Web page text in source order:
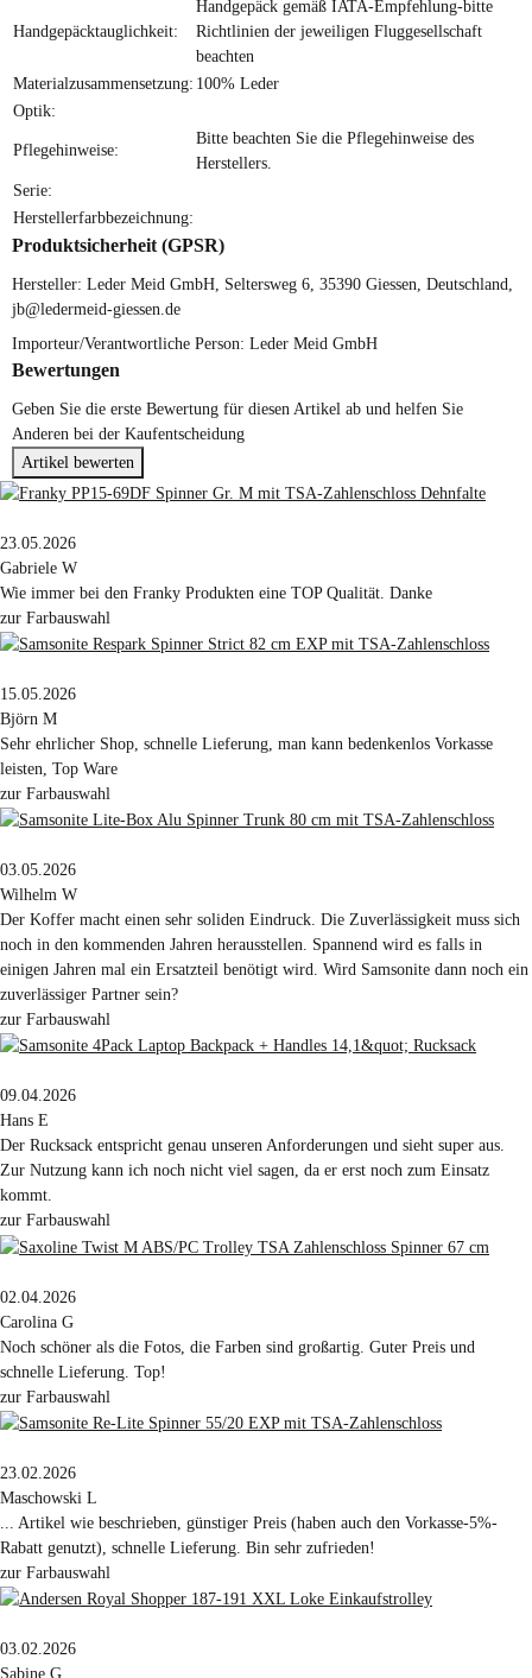
Handgepäcktauglichkeit:
Handgepäck gemäß IATA-Empfehlung-bitte
Richtlinien der jeweiligen Fluggesellschaft
beachten
Materialzusammensetzung: 100% Leder
Optik:
Pflegehinweise:
Bitte beachten Sie die Pflegehinweise des
Herstellers.
Serie:
Herstellerfarbbezeichnung:
Produktsicherheit (GPSR)
Hersteller: Leder Meid GmbH, Seltersweg 6, 35390 Giessen, Deutschland,
jb@ledermeid-giessen.de
Importeur/Verantwortliche Person: Leder Meid GmbH
Bewertungen
Geben Sie die erste Bewertung für diesen Artikel ab und helfen Sie
Anderen bei der Kaufentscheidung
Artikel bewerten
23.05.2026
Gabriele W
Wie immer bei den Franky Produkten eine TOP Qualität. Danke
zur Farbauswahl
15.05.2026
Björn M
Sehr ehrlicher Shop, schnelle Lieferung, man kann bedenkenlos Vorkasse
leisten, Top Ware
zur Farbauswahl
03.05.2026
Wilhelm W
Der Koffer macht einen sehr soliden Eindruck. Die Zuverlässigkeit muss sich
noch in den kommenden Jahren herausstellen. Spannend wird es falls in
einigen Jahren mal ein Ersatzteil benötigt wird. Wird Samsonite dann noch ein
zuverlässiger Partner sein?
zur Farbauswahl
09.04.2026
Hans E
Der Rucksack entspricht genau unseren Anforderungen und sieht super aus.
Zur Nutzung kann ich noch nicht viel sagen, da er erst noch zum Einsatz
kommt.
zur Farbauswahl
02.04.2026
Carolina G
Noch schöner als die Fotos, die Farben sind großartig. Guter Preis und
schnelle Lieferung. Top!
zur Farbauswahl
23.02.2026
Maschowski L
... Artikel wie beschrieben, günstiger Preis (haben auch den Vorkasse-5%-
Rabatt genutzt), schnelle Lieferung. Bin sehr zufrieden!
zur Farbauswahl
03.02.2026
Sabine G